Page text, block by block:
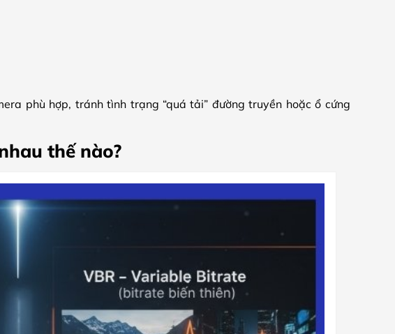
phù hợp, tránh tình trạng “quá tải” đường truyền hoặc ổ cứng
thế nào?